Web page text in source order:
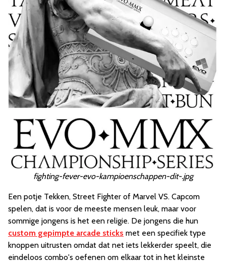
fighting-fever-evo-kampioenschappen-dit-.jpg
Een potje Tekken, Street Fighter of Marvel VS. Capcom
spelen, dat is voor de meeste mensen leuk, maar voor
sommige jongens is het een religie. De jongens die hun
custom gepimpte arcade sticks met een specifiek type
knoppen uitrusten omdat dat net iets lekkerder speelt, die
eindeloos combo's oefenen om elkaar tot in het kleinste